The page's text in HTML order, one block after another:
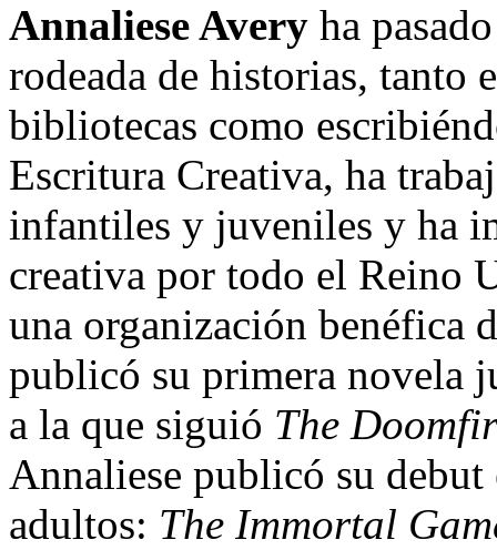
Annaliese Avery ha
rodeada de historias, tanto
bibliotecas como
Escritura Creativa, ha
infantiles y juveniles y ha
creativa por todo el Reino
una organización benéfica
publicó su primera novela
a la que siguió The
Annaliese publicó su
adultos: The Immortal